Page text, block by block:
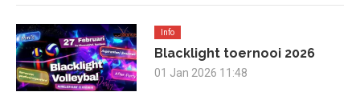
Info
Blacklight toernooi 2026
01 Jan 2026 11:48